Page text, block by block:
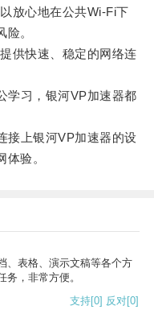
放心地在公共Wi-Fi下
险。
快速、稳定的网络连
习，银河VP加速器都
上银河VP加速器的设
验。
、表格、演示文稿等各个方
，非常方便。
支持[0] 反对[0]